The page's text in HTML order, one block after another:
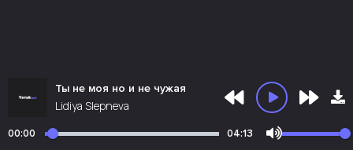
Ты не моя но и не чужая
Lidiya Slepneva
00:00 04:13